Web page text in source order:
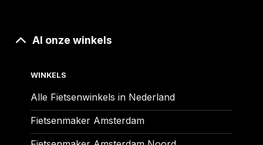
Al onze winkels
WINKELS
Alle Fietsenwinkels in Nederland
Fietsenmaker Amsterdam